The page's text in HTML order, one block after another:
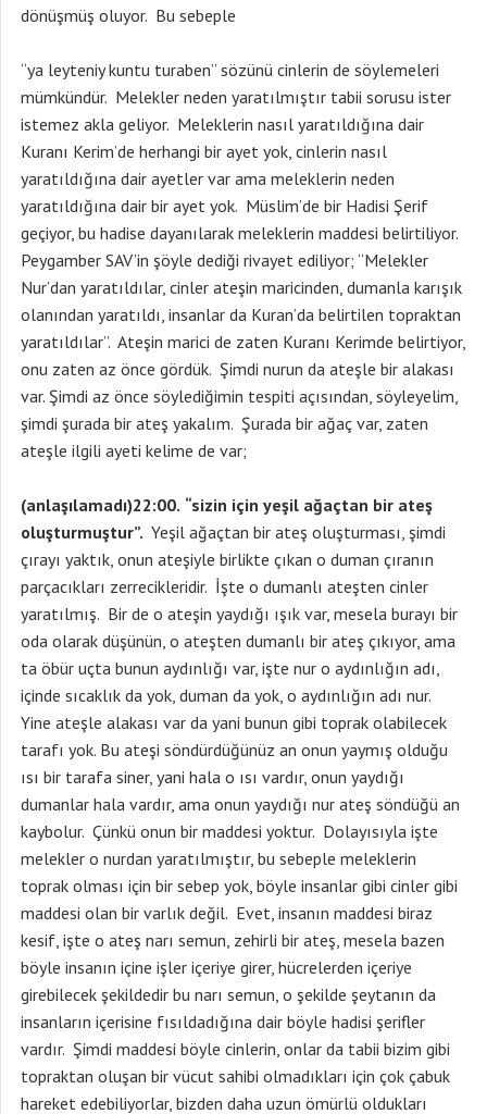
dönüşmüş oluyor. Bu sebeple
“ya leyteniy kuntu turaben” sözünü cinlerin de söylemeleri
mümkündür. Melekler neden yaratılmıştır tabii sorusu ister
istemez akla geliyor. Meleklerin nasıl yaratıldığına dair
Kuranı Kerim’de herhangi bir ayet yok, cinlerin nasıl
yaratıldığına dair ayetler var ama meleklerin neden
yaratıldığına dair bir ayet yok. Müslim’de bir Hadisi Şerif
geçiyor, bu hadise dayanılarak meleklerin maddesi belirtiliyor.
Peygamber SAV’in şöyle dediği rivayet ediliyor; “Melekler
Nur’dan yaratıldılar, cinler ateşin maricinden, dumanla karışık
olanından yaratıldı, insanlar da Kuran’da belirtilen topraktan
yaratıldılar”. Ateşin marici de zaten Kuranı Kerimde belirtiyor,
onu zaten az önce gördük. Şimdi nurun da ateşle bir alakası
var. Şimdi az önce söylediğimin tespiti açısından, söyleyelim,
şimdi şurada bir ateş yakalım. Şurada bir ağaç var, zaten
ateşle ilgili ayeti kelime de var;
(anlaşılamadı)22:00. “sizin için yeşil ağaçtan bir ateş
oluşturmuştur”. Yeşil ağaçtan bir ateş oluşturması, şimdi
çırayı yaktık, onun ateşiyle birlikte çıkan o duman çıranın
parçacıkları zerrecikleridir. İşte o dumanlı ateşten cinler
yaratılmış. Bir de o ateşin yaydığı ışık var, mesela burayı bir
oda olarak düşünün, o ateşten dumanlı bir ateş çıkıyor, ama
ta öbür uçta bunun aydınlığı var, işte nur o aydınlığın adı,
içinde sıcaklık da yok, duman da yok, o aydınlığın adı nur.
Yine ateşle alakası var da yani bunun gibi toprak olabilecek
tarafı yok. Bu ateşi söndürdüğünüz an onun yaymış olduğu
ısı bir tarafa siner, yani hala o ısı vardır, onun yaydığı
dumanlar hala vardır, ama onun yaydığı nur ateş söndüğü an
kaybolur. Çünkü onun bir maddesi yoktur. Dolayısıyla işte
melekler o nurdan yaratılmıştır, bu sebeple meleklerin
toprak olması için bir sebep yok, böyle insanlar gibi cinler gibi
maddesi olan bir varlık değil. Evet, insanın maddesi biraz
kesif, işte o ateş narı semun, zehirli bir ateş, mesela bazen
böyle insanın içine işler içeriye girer, hücrelerden içeriye
girebilecek şekildedir bu narı semun, o şekilde şeytanın da
insanların içerisine fısıldadığına dair böyle hadisi şerifler
vardır. Şimdi maddesi böyle cinlerin, onlar da tabii bizim gibi
topraktan oluşan bir vücut sahibi olmadıkları için çok çabuk
hareket edebiliyorlar, bizden daha uzun ömürlü oldukları